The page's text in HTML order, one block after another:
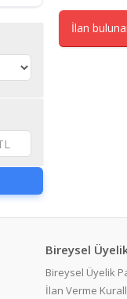
İlan
Bireysel
Bireysel Üyelik
İlan Verme